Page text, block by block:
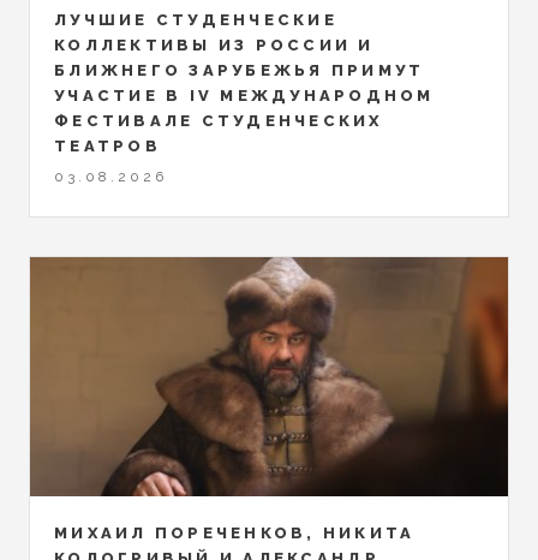
ЛУЧШИЕ СТУДЕНЧЕСКИЕ
КОЛЛЕКТИВЫ ИЗ РОССИИ И
БЛИЖНЕГО ЗАРУБЕЖЬЯ ПРИМУТ
УЧАСТИЕ В IV МЕЖДУНАРОДНОМ
ФЕСТИВАЛЕ СТУДЕНЧЕСКИХ
ТЕАТРОВ
03.08.2026
МИХАИЛ ПОРЕЧЕНКОВ, НИКИТА